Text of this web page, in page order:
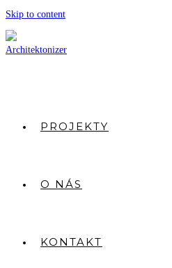
Skip to content
PROJEKTY
O NÁS
KONTAKT